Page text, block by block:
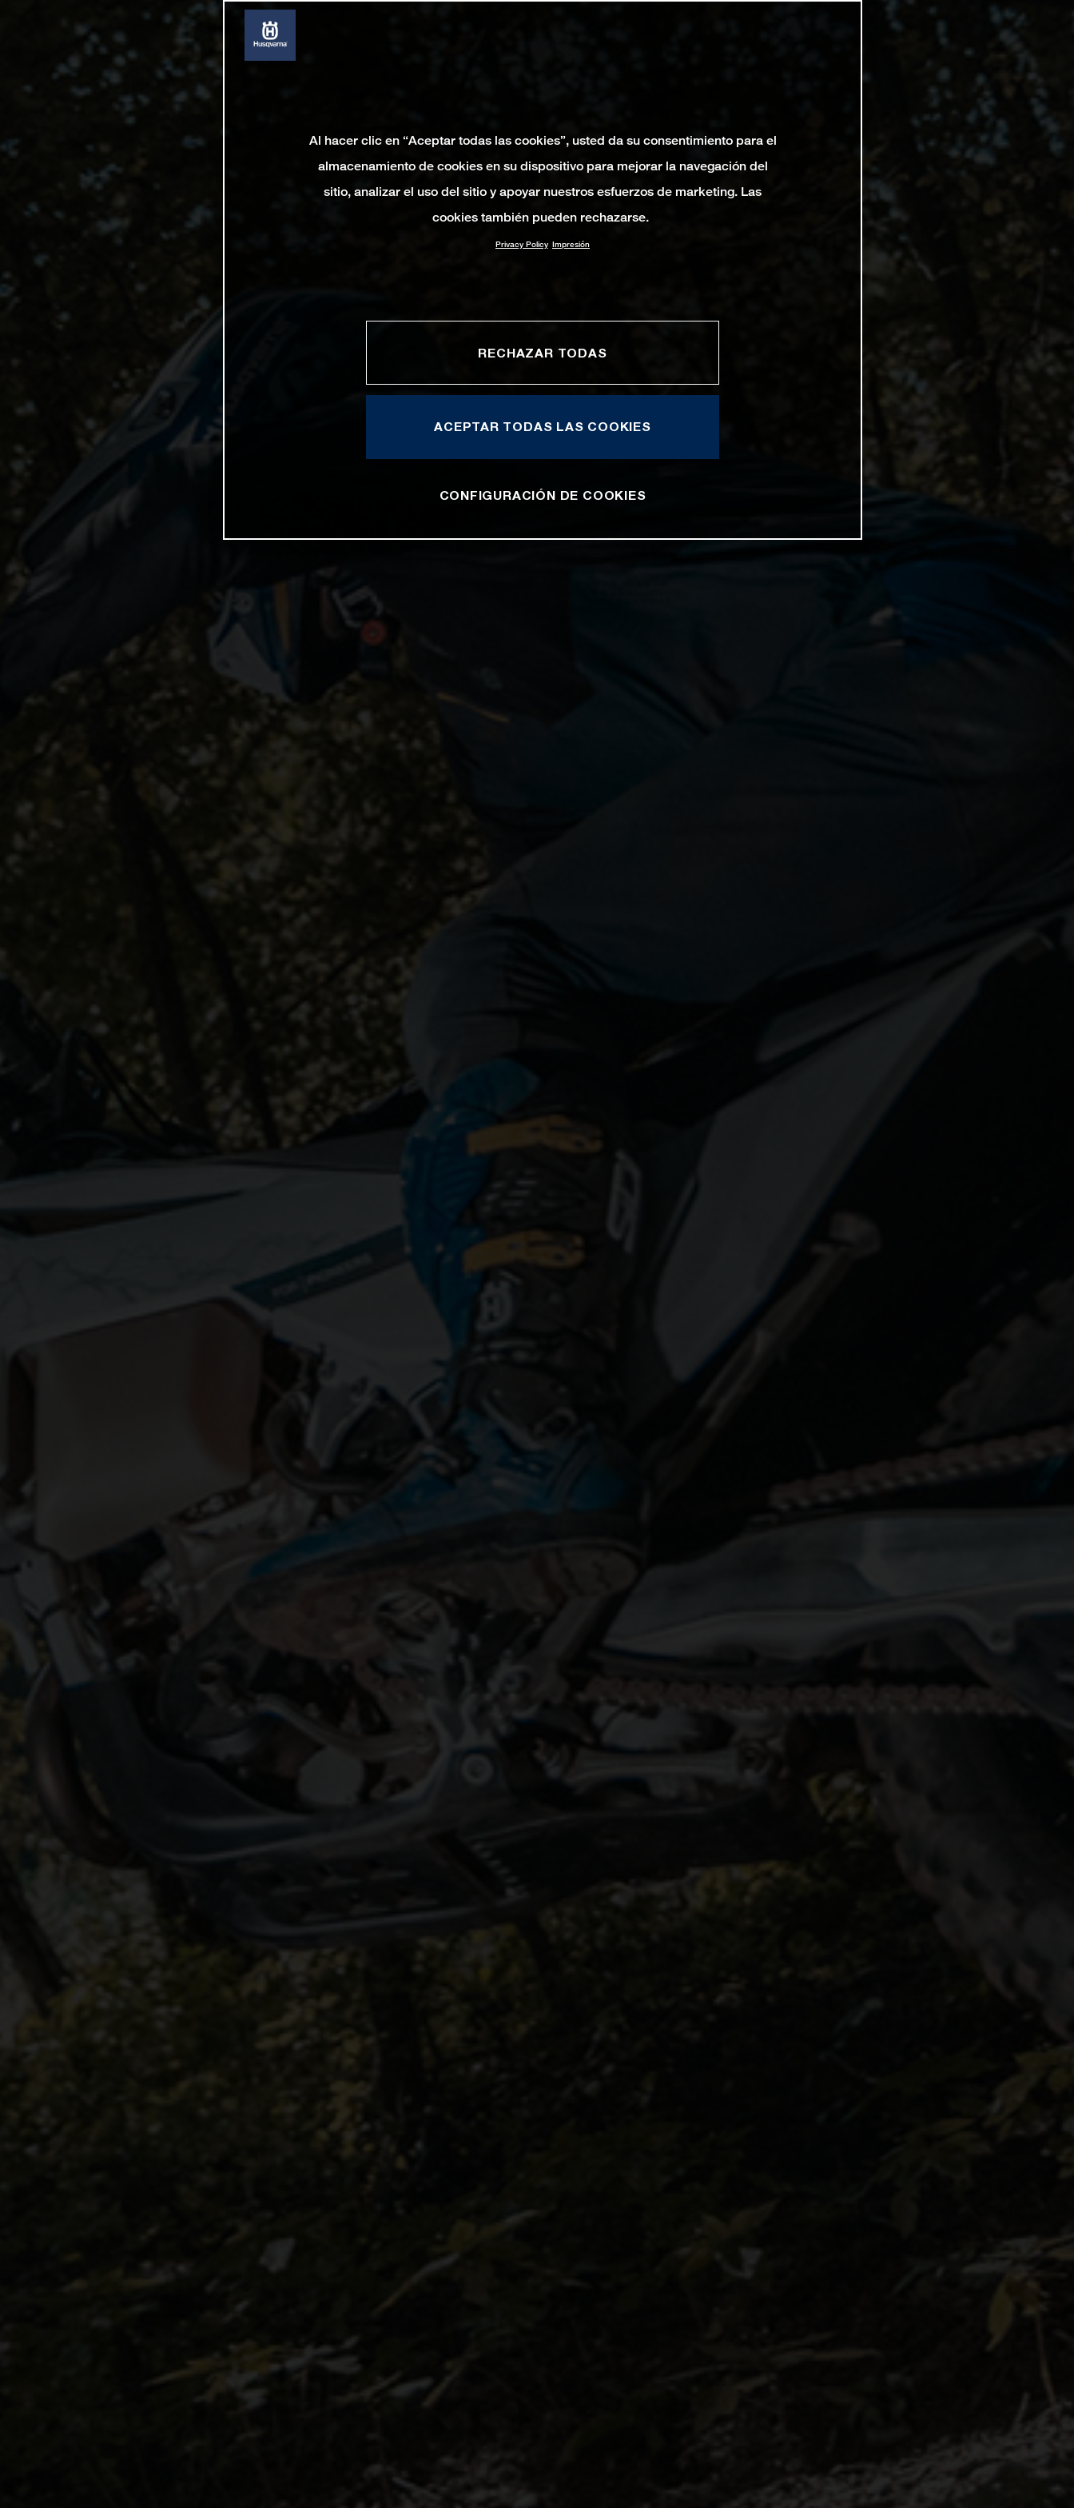
Al hacer clic en “Aceptar todas las cookies”, usted da su consentimiento para el
almacenamiento de cookies en su dispositivo para mejorar la navegación del
sitio, analizar el uso del sitio y apoyar nuestros esfuerzos de marketing. Las
cookies también pueden rechazarse.
Privacy Policy Impresión
RECHAZAR TODAS
ACEPTAR TODAS LAS COOKIES
CONFIGURACIÓN DE COOKIES